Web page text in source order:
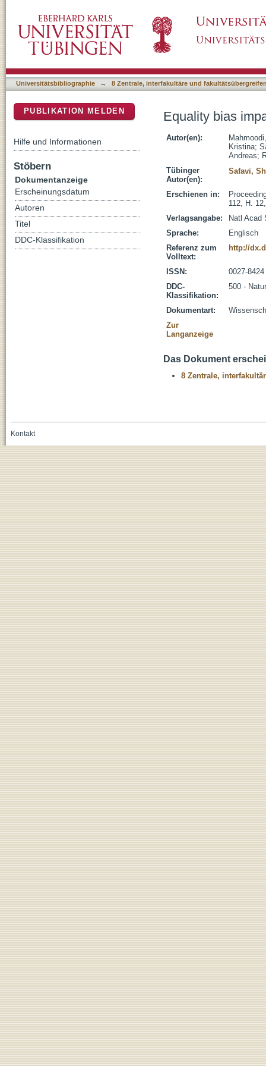
Universitätsbibliographie → 8 Zentrale, interfakultäre und
Equality bias
Autor(en):
Kristina;
Andreas;
Tübinger
Autor(en):
Safavi,
Erschienen in:
112, H.
Verlagsangabe:
Natl Acad
Sprache:
Englisch
Referenz zum
Volltext:
http://
ISSN:
0027-8424
DDC-
Klassifikation:
500 -
Dokumentart:
Zur
Langanzeige
Das Dokument
8 Zentrale,
PUBLIKATION MELDEN
Hilfe und Informationen
Stöbern
Dokumentanzeige
Erscheinungsdatum
Autoren
Titel
DDC-Klassifikation
Kontakt